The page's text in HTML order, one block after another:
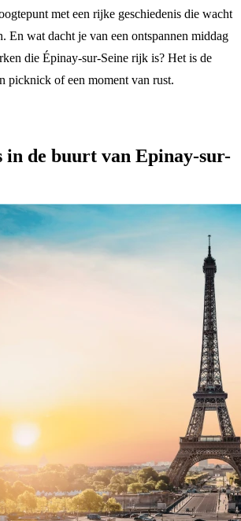
met een rijke geschiedenis die wacht
En wat dacht je van een ontspannen middag
die Épinay-sur-Seine rijk is? Het is de
picknick of een moment van rust.
in de buurt van Epinay-sur-